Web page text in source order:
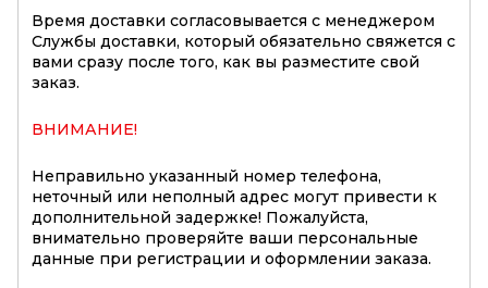
Время доставки согласовывается с менеджером
Службы доставки, который обязательно свяжется с
вами сразу после того, как вы разместите свой
заказ.
ВНИМАНИЕ!
Неправильно указанный номер телефона,
неточный или неполный адрес могут привести к
дополнительной задержке! Пожалуйста,
внимательно проверяйте ваши персональные
данные при регистрации и оформлении заказа.